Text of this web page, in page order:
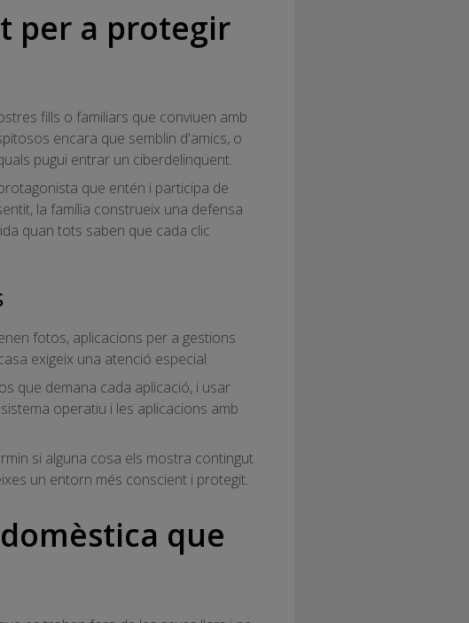
per a protegir
fills o familiars que conviuen amb
encara que semblin d'amics, o
pugui entrar un ciberdelinqüent.
que entén i participa de
la família construeix una defensa
quan tots saben que cada clic
fotos, aplicacions per a gestions
exigeix una atenció especial.
que demana cada aplicació, i usar
operatiu i les aplicacions amb
si alguna cosa els mostra contingut
un entorn més conscient i protegit.
que